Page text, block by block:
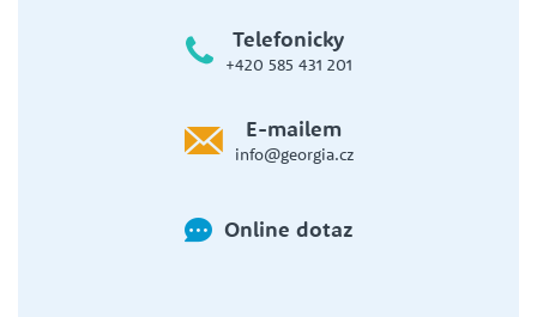
Telefonicky
+420 585 431 201
E-mailem
info@georgia.cz
Online dotaz